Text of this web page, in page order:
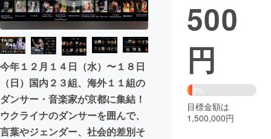
ビジネス・起業 チャレンジ
まちづくり・地域活性化
CAMPFIRE for Social Good
CAMPFIRE Creation
CAMPFIREふるさと納税 machi-ya コミュニティ
今年１２月１４日（水）〜１８日
（日）国内２３組、海外１１組の
ダンサー・音楽家が京都に集結！
ウクライナのダンサーを囲んで、
言葉やジェンダー、社会的差別そ
500
円
8%
目標金額は
1,500,000円